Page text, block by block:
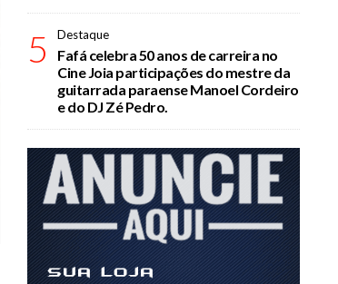
5 Destaque
Fafá celebra 50 anos de carreira no
Cine Joia participações do mestre da
guitarrada paraense Manoel Cordeiro
e do DJ Zé Pedro.